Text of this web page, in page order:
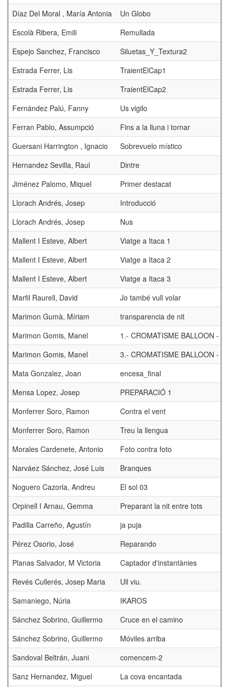
Díaz Del Moral , María Antonia
Un Globo
Escolà Ribera, Emili
Remullada
Espejo Sanchez, Francisco
Siluetas_Y_Textura2
Estrada Ferrer, Lis
TraientElCap1
Estrada Ferrer, Lis
TraientElCap2
Fernández Palú, Fanny
Us vigilo
Ferran Pablo, Assumpció
Fins a la lluna i tornar
Guersani Harrington , Ignacio
Sobrevuelo místico
Hernandez Sevilla, Raul
Dintre
Jiménez Palomo, Miquel
Primer destacat
Llorach Andrés, Josep
Introducció
Llorach Andrés, Josep
Nus
Mallent I Esteve, Albert
Viatge a Itaca 1
Mallent I Esteve, Albert
Viatge a Itaca 2
Mallent I Esteve, Albert
Viatge a Itaca 3
Marfil Raurell, David
Jo també vull volar
Marimon Gumà, Míriam
transparencia de nit
Marimon Gomis, Manel
1.- CROMATISME BALLOON - A
Marimon Gomis, Manel
3.- CROMATISME BALLOON - C
Mata Gonzalez, Joan
encesa_final
Mensa Lopez, Josep
PREPARACIÓ 1
Monferrer Soro, Ramon
Contra el vent
Monferrer Soro, Ramon
Treu la llengua
Morales Cardenete, Antonio
Foto contra foto
Narváez Sánchez, José Luis
Branques
Noguero Cazorla, Andreu
El sol 03
Orpinell I Arnau, Gemma
Preparant la nit entre tots
Padilla Carreño, Agustín
ja puja
Pérez Osorio, José
Reparando
Planas Salvador, M Victoria
Captador d'instantànies
Revés Cullerés, Josep Maria
Ull viu.
Samaniego, Núria
IKAROS
Sánchez Sobrino, Guillermo
Cruce en el camino
Sánchez Sobrino, Guillermo
Móviles arriba
Sandoval Beltrán, Juani
comencem-2
Sanz Hernandez, Miguel
La cova encantada